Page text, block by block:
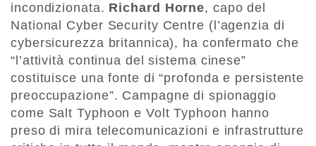
incondizionata. Richard Horne, capo del
National Cyber Security Centre (l’agenzia di
cybersicurezza britannica), ha confermato che
“l’attività continua del sistema cinese”
costituisce una fonte di “profonda e persistente
preoccupazione”. Campagne di spionaggio
come Salt Typhoon e Volt Typhoon hanno
preso di mira telecomunicazioni e infrastrutture